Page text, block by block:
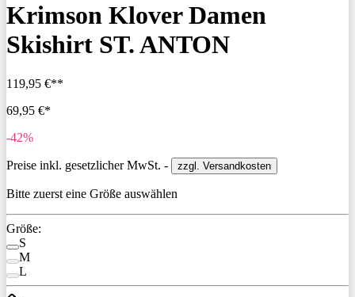
Krimson Klover Damen
Skishirt ST. ANTON
119,95 €**
69,95 €*
-42%
Preise inkl. gesetzlicher MwSt. - zzgl. Versandkosten
Bitte zuerst eine Größe auswählen
Größe:
S
M
L